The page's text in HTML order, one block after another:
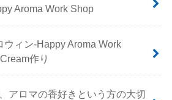
Aroma Work Shop
ウィン-Happy Aroma Work
作り
アロマの香好きという方の大切